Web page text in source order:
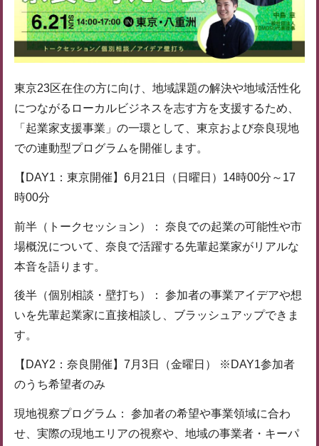
東京23区在住の方に向け、地域課題の解決や地域活性化
につながるローカルビジネスを志す方を支援するため、
「起業家支援事業」の一環として、東京および奈良現地
での連動型プログラムを開催します。
【DAY1：東京開催】6月21日（日曜日）14時00分～17
時00分
前半（トークセッション）： 奈良での起業の可能性や市
場概況について、奈良で活躍する先輩起業家がリアルな
本音を語ります。
後半（個別相談・壁打ち）： 参加者の事業アイデアや想
いを先輩起業家に直接相談し、ブラッシュアップできま
す。
【DAY2：奈良開催】7月3日（金曜日） ※DAY1参加者
のうち希望者のみ
現地視察プログラム： 参加者の希望や事業領域に合わ
せ、実際の現地エリアの視察や、地域の事業者・キーパ